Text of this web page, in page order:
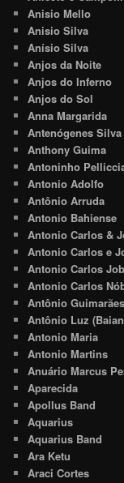
Anisio Mello
Anisio Silva
Anísio Silva
Anjos da Noite
Anjos do Inferno
Anjos do Sol
Anna Margarida
Antenógenes Silva
Anthony Guima
Antoninho
Antonio Adolfo
Antônio Arruda
Antonio Bahiense
Antonio Carlos &
Antonio Carlos e
Antonio Carlos
Antonio Carlos
Antônio Guimarães
Antônio Luz
Antonio Maria
Antonio Martins
Anuário Marcus
Aparecida
Apollus Band
Aquarius
Aquarius Band
Ara Ketu
Araci Cortes